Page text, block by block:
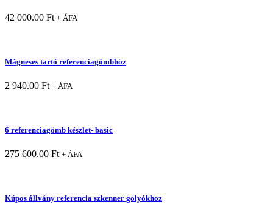
42 000.00 Ft + ÁFA
Mágneses tartó referenciagömbhöz
2 940.00 Ft + ÁFA
6 referenciagömb készlet- basic
275 600.00 Ft + ÁFA
Kúpos állvány referencia szkenner golyókhoz